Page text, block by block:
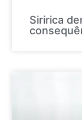
Siririca